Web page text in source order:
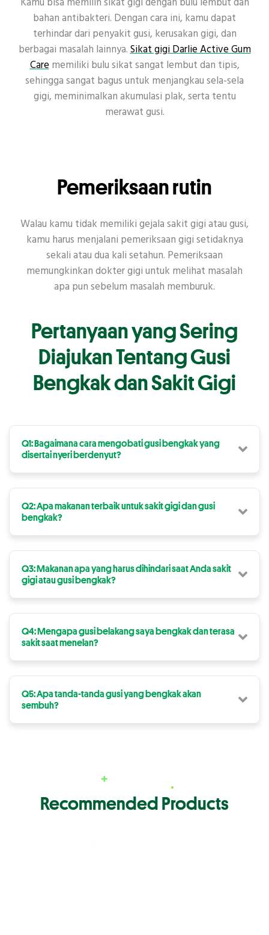
bahan antibakteri. Dengan cara ini, kamu dapat
terhindar dari penyakit gusi, kerusakan gigi, dan
berbagai masalah lainnya.Sikat gigi Darlie Active Gum
Carememiliki bulu sikat sangat lembut dan tipis,
sehingga sangat bagus untuk menjangkau sela-sela
gigi, meminimalkan akumulasi plak, serta tentu
merawat gusi.
Pemeriksaan rutin
Walau kamu tidak memiliki gejala sakit gigi atau gusi,
kamu harus menjalani pemeriksaan gigi setidaknya
sekali atau dua kali setahun. Pemeriksaan
memungkinkan dokter gigi untuk melihat masalah
apa pun sebelum masalah memburuk.
Pertanyaan yang Sering
Diajukan Tentang Gusi
Bengkak dan Sakit Gigi
Q1: Bagaimana cara mengobati gusi bengkak yang
disertai nyeri berdenyut?
Q2: Apa makanan terbaik untuk sakit gigi dan gusi
bengkak?
Q3: Makanan apa yang harus dihindari saat Anda sakit
gigi atau gusi bengkak?
Q4: Mengapa gusi belakang saya bengkak dan terasa
sakit saat menelan?
Q5: Apa tanda-tanda gusi yang bengkak akan
sembuh?
Recommended Products